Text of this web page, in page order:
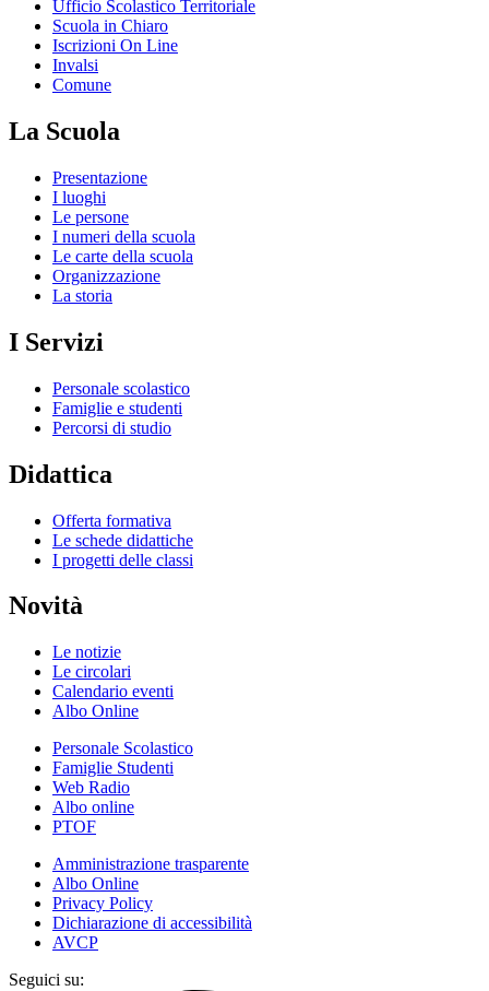
Ufficio Scolastico Territoriale
Scuola in Chiaro
Iscrizioni On Line
Invalsi
Comune
La Scuola
Presentazione
I luoghi
Le persone
I numeri della scuola
Le carte della scuola
Organizzazione
La storia
I Servizi
Personale scolastico
Famiglie e studenti
Percorsi di studio
Didattica
Offerta formativa
Le schede didattiche
I progetti delle classi
Novità
Le notizie
Le circolari
Calendario eventi
Albo Online
Personale Scolastico
Famiglie Studenti
Web Radio
Albo online
PTOF
Amministrazione trasparente
Albo Online
Privacy Policy
Dichiarazione di accessibilità
AVCP
Seguici su: